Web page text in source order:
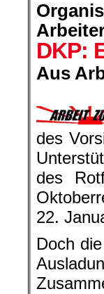
DKP:
Aus
des
des
22.
Doch